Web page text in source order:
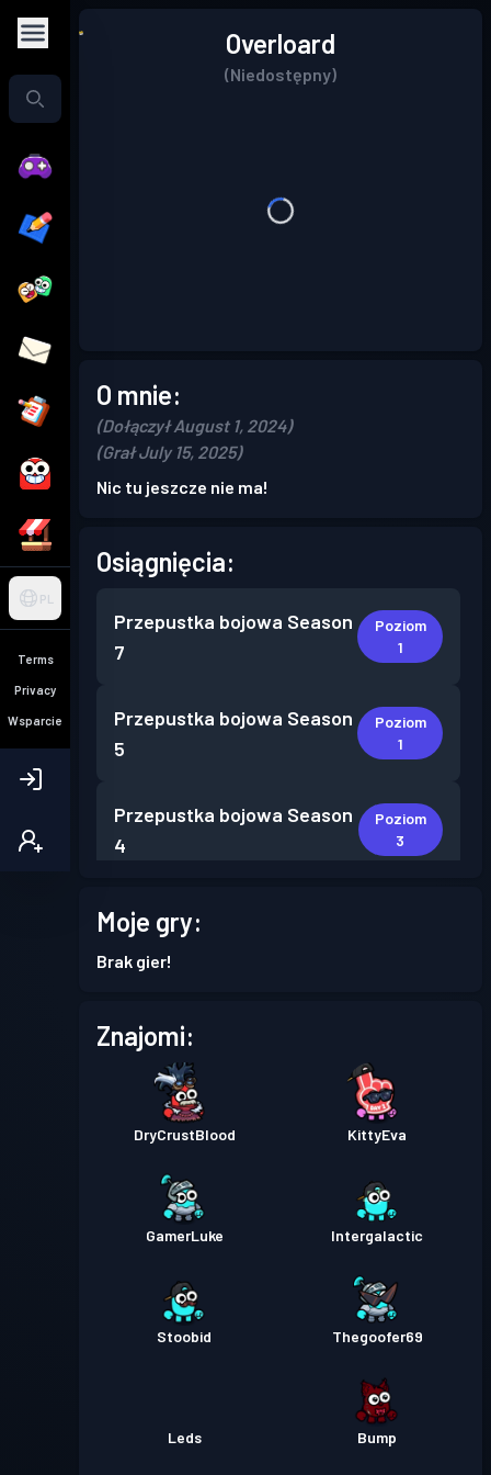
PL
Terms
Privacy
Wsparcie
Overloard
(Niedostępny)
O mnie:
(Dołączył August 1, 2024)
(Grał July 15, 2025)
Nic tu jeszcze nie ma!
Osiągnięcia:
Przepustka bojowa Season
7
Poziom
1
Przepustka bojowa Season
5
Poziom
1
Przepustka bojowa Season
4
Poziom
3
Przepustka bojowa
2
Przepustka bojowa
Poziom
16
Moje gry:
Brak gier!
Znajomi:
DryCrustBlood KittyEva
GamerLuke Intergalactic
Stoobid Thegoofer69
Leds Bump